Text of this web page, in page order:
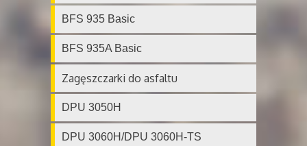
BFS 935 Basic
BFS 935A Basic
Zagęszczarki do asfaltu
DPU 3050H
DPU 3060H/DPU 3060H-TS